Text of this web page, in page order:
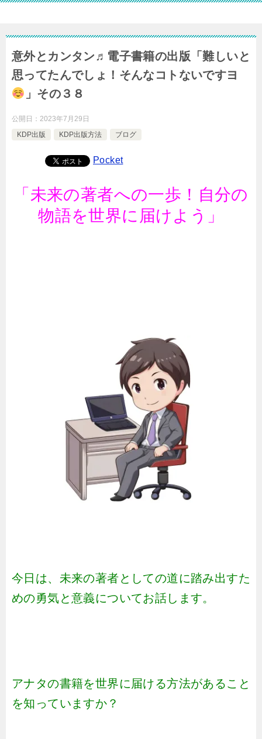
意外とカンタン♬電子書籍の出版「難しいと
思ってたんでしょ！そんなコトないですヨ
」その３８
公開日： 2023年7月29日
KDP出版
KDP出版方法 ブログ
Pocket
「未来の著者への一歩！自分の
物語を世界に届けよう」
今日は、未来の著者としての道に踏み出すた
めの勇気と意義についてお話します。
アナタの書籍を世界に届ける方法があること
を知っていますか？